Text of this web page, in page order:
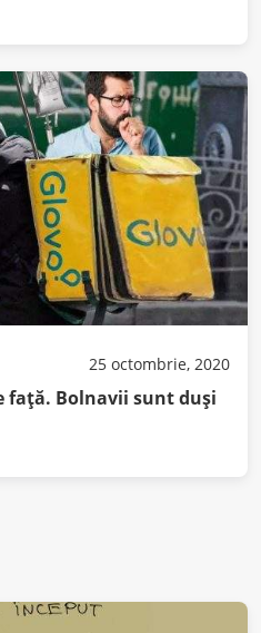
25 octombrie, 2020
față. Bolnavii sunt duși